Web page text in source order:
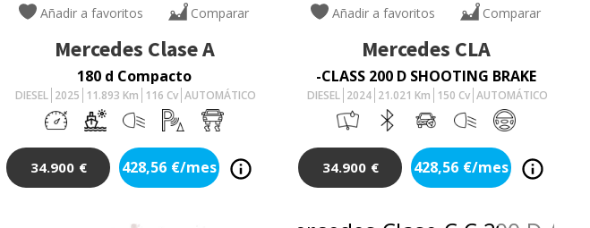
Añadir a favoritos Comparar
Mercedes Clase A
180 d Compacto
DIESEL 2025 11.893 Km 116 Cv AUTOMÁTICO
34.900 € 428,56 €/mes
Añadir a favoritos Comparar
Mercedes CLA
-CLASS 200 D SHOOTING BRAKE
DIESEL 2024 21.021 Km 150 Cv AUTOMÁTICO
34.900 € 428,56 €/mes